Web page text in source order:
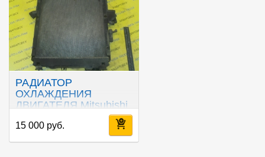
РАДИАТОР
ОХЛАЖДЕНИЯ
ДВИГАТЕЛЯ Mitsubishi
15 000 руб.